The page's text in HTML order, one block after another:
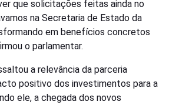
que solicitações feitas ainda no
na Secretaria de Estado da
em benefícios concretos
o parlamentar.
a relevância da parceria
positivo dos investimentos para a
ele, a chegada dos novos